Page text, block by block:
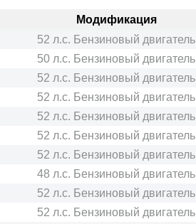
Модификация
52 л.с. Бензиновый двигатель
50 л.с. Бензиновый двигатель
52 л.с. Бензиновый двигатель
52 л.с. Бензиновый двигатель
52 л.с. Бензиновый двигатель
52 л.с. Бензиновый двигатель
52 л.с. Бензиновый двигатель
48 л.с. Бензиновый двигатель
52 л.с. Бензиновый двигатель
52 л.с. Бензиновый двигатель